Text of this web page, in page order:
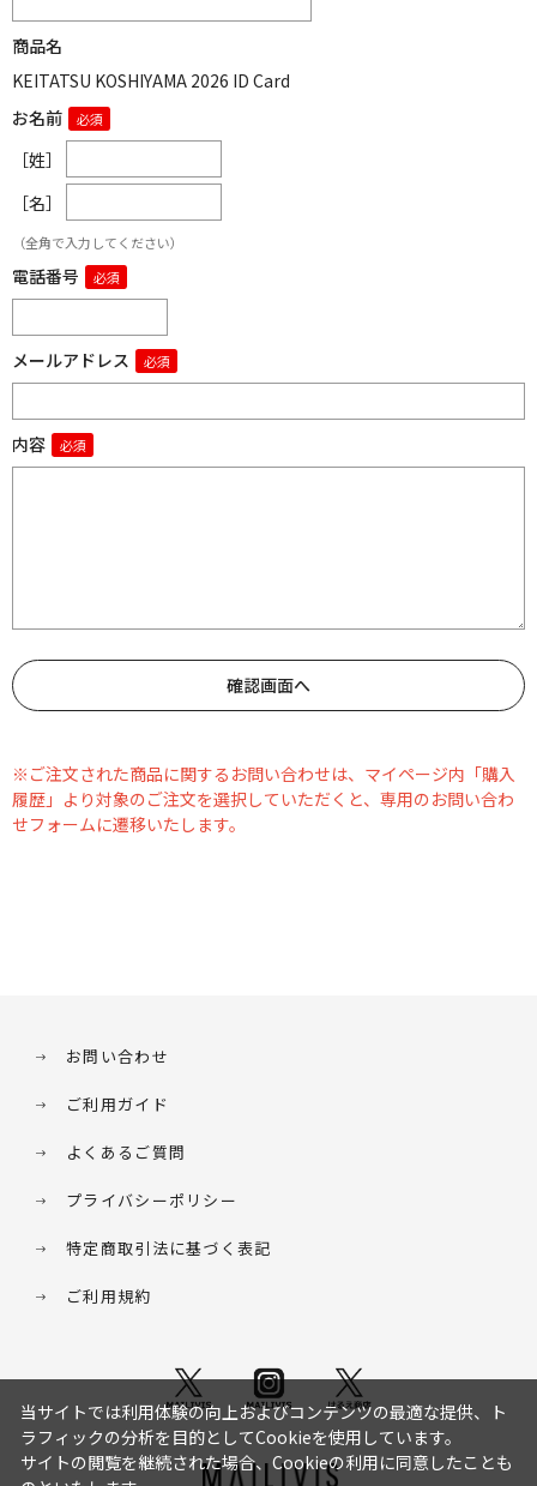
商品名
KEITATSU KOSHIYAMA 2026 ID Card
お名前
［姓］
［名］
（全角で入力してください）
電話番号
メールアドレス
内容
※ご注文された商品に関するお問い合わせは、マイページ内「購入
履歴」より対象のご注文を選択していただくと、専用のお問い合わ
せフォームに遷移いたします。
お問い合わせ
ご利用ガイド
よくあるご質問
プライバシーポリシー
特定商取引法に基づく表記
ご利用規約
当サイトでは利用体験の向上およびコンテンツの最適な提供、ト
ラフィックの分析を目的としてCookieを使用しています。
サイトの閲覧を継続された場合、Cookieの利用に同意したことも